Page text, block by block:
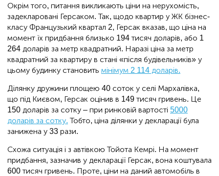
Окрім того, питання викликають ціни на нерухомість,
задекларовані Герсаком. Так, щодо квартир у ЖК бізнес-
класу Французький квартал 2, Герсак вказав, що ціна на
момент їх придбання близько 194 тисяч доларів, або 1
264 доларів за метр квадратний. Наразі ціна за метр
квадратний за квартиру в стані «після будівельників» у
цьому будинку становить мінімум 2 114 доларів.
Ділянку дружини площею 40 соток у селі Мархалівка,
що під Києвом, Герсак оцінив в 149 тисяч гривень. Це
150 доларів за сотку – при ринковій вартості 5000
доларів за сотку. Тобто, ціна ділянки у декларації була
занижена у 33 рази.
Схожа ситуація і з автівкою Тойота Кемрі. На момент
придбання, зазначив у декларації Герсак, вона коштувала
600 тисяч гривень. Проте, ціни на даний автомобіль в